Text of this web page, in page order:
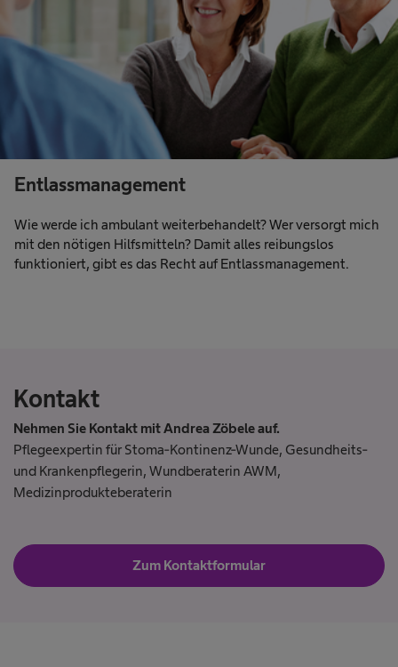
Entlassmanagement
Wie werde ich ambulant weiterbehandelt? Wer versorgt mich
mit den nötigen Hilfsmitteln? Damit alles reibungslos
funktioniert, gibt es das Recht auf Entlassmanagement.
Kontakt
Nehmen Sie Kontakt mit Andrea Zöbele auf.
Pflegeexpertin für Stoma-Kontinenz-Wunde, Gesundheits-
und Krankenpflegerin, Wundberaterin AWM,
Medizinprodukteberaterin
Zum Kontaktformular